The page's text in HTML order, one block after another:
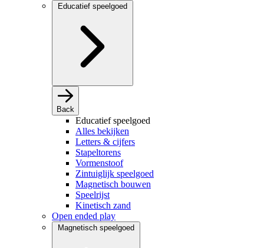
Educatief speelgoed
Back
Educatief speelgoed
Alles bekijken
Letters & cijfers
Stapeltorens
Vormenstoof
Zintuiglijk speelgoed
Magnetisch bouwen
Speelrijst
Kinetisch zand
Open ended play
Magnetisch speelgoed